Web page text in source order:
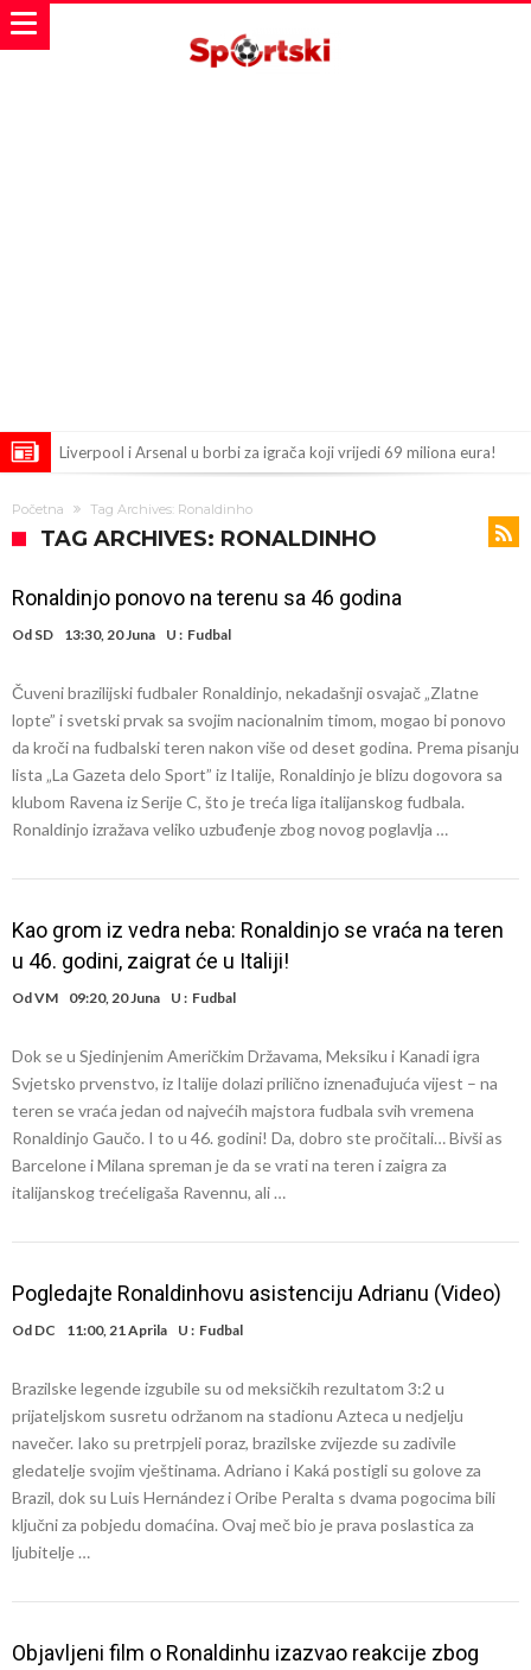
Liverpool i Arsenal u borbi za igrača koji vrijedi 69 miliona eura!
napokon poznat
Engleski reprezentativac optužen za napad u noćnom klubu
oprati
Ko je uvjerio Rodrija da izabere Barcelonu?
Đani Infantino uzvraća udarac, ko ga je sve podržao do sada?
Manchester City pronašao idealnu zamjenu za Rodrija
Samo dva fudbalska velikana uspjela su ostvariti “nemoguće”! Jedan
od njih je Messi, znate li ko je drugi?
Прijelom u transferu Romera? Inter nema dovoljno sredstava,
Početna Tag Archives: Ronaldinho
TAG ARCHIVES: RONALDINHO
Ronaldinjo ponovo na terenu sa 46 godina
Od SD 13:30, 20 Juna U : Fudbal
Čuveni brazilijski fudbaler Ronaldinjo, nekadašnji osvajač „Zlatne
lopte” i svetski prvak sa svojim nacionalnim timom, mogao bi ponovo
da kroči na fudbalski teren nakon više od deset godina. Prema pisanju
lista „La Gazeta delo Sport” iz Italije, Ronaldinjo je blizu dogovora sa
klubom Ravena iz Serije C, što je treća liga italijanskog fudbala.
Ronaldinjo izražava veliko uzbuđenje zbog novog poglavlja …
Kao grom iz vedra neba: Ronaldinjo se vraća na teren
u 46. godini, zaigrat će u Italiji!
OdVM 09:20, 20 Juna U : Fudbal
Dok se u Sjedinjenim Američkim Državama, Meksiku i Kanadi igra
Svjetsko prvenstvo, iz Italije dolazi prilično iznenađujuća vijest – na
teren se vraća jedan od najvećih majstora fudbala svih vremena
Ronaldinjo Gaučo. I to u 46. godini! Da, dobro ste pročitali… Bivši as
Barcelone i Milana spreman je da se vrati na teren i zaigra za
italijanskog trećeligaša Ravennu, ali …
Pogledajte Ronaldinhovu asistenciju Adrianu (Video)
Od DC 11:00, 21 Aprila U : Fudbal
Brazilske legende izgubile su od meksičkih rezultatom 3:2 u
prijateljskom susretu održanom na stadionu Azteca u nedjelju
navečer. Iako su pretrpjeli poraz, brazilske zvijezde su zadivile
gledatelje svojim vještinama. Adriano i Kaká postigli su golove za
Brazil, dok su Luis Hernández i Oribe Peralta s dvama pogocima bili
ključni za pobjedu domaćina. Ovaj meč bio je prava poslastica za
ljubitelje …
Objavljeni film o Ronaldinhu izazvao reakcije zbog